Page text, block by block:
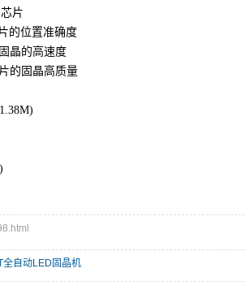
片
的位置准确度
晶的高速度
的固晶高质量
全自动LED固晶机